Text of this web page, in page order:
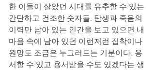
한 이들이 살았던 시대를 유추할 수 있는
간단하고 건조한 숫자들. 탄생과 죽음의
이력만 남아 있는 인간을 보고 있으면 내
마음 속에 남아 있던 이런저런 집착이나
원망도 조금은 누그러드는 기분이다. 용
서할 수 있고 용서받을 수도 있겠다는 생